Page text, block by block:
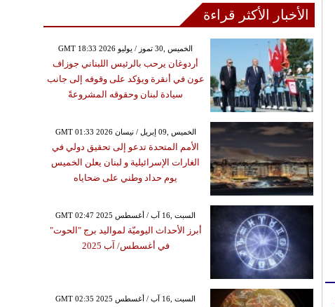
الأخبار الأكثر قراءة
GMT 18:33 2026 الخميس ,30 تموز / يوليو
أردوغان يرحب بالرئيس اللبناني جوزاف
عون في أنقرة ويؤكد على وقوفه إلى جانب
سيادة لبنان وحقوقه المشروعةً
GMT 01:33 2026 الخميس ,09 إبريل / نيسان
الأمم المتحدة تدعو إلى تحقيق دولي في
الغارات الإسرائيلية و لبنان يعلن الخميس
يوم حداد وطني على ضحاياه
GMT 02:47 2025 السبت ,16 آب / أغسطس
أبرز الأحداث اليوميّة لمواليد برج "الحوت"
في أغسطس/ آب 2025
GMT 02:35 2025 السبت ,16 آب / أغسطس